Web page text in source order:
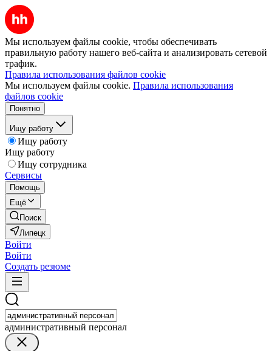
Мы используем файлы cookie, чтобы обеспечивать
правильную работу нашего веб-сайта и анализировать сетевой
трафик.
Правила использования файлов cookie
Мы используем файлы cookie. Правила использования
файлов cookie
Понятно
Ищу работу
Ищу работу
Ищу работу
Ищу сотрудника
Сервисы
Помощь
Ещё
Поиск
Липецк
Войти
Войти
Создать резюме
административный персонал